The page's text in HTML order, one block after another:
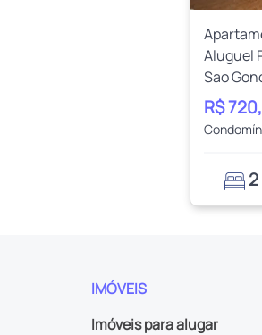
Aluguel
Sao
R$
2
IMÓVEIS
Imóveis para alugar